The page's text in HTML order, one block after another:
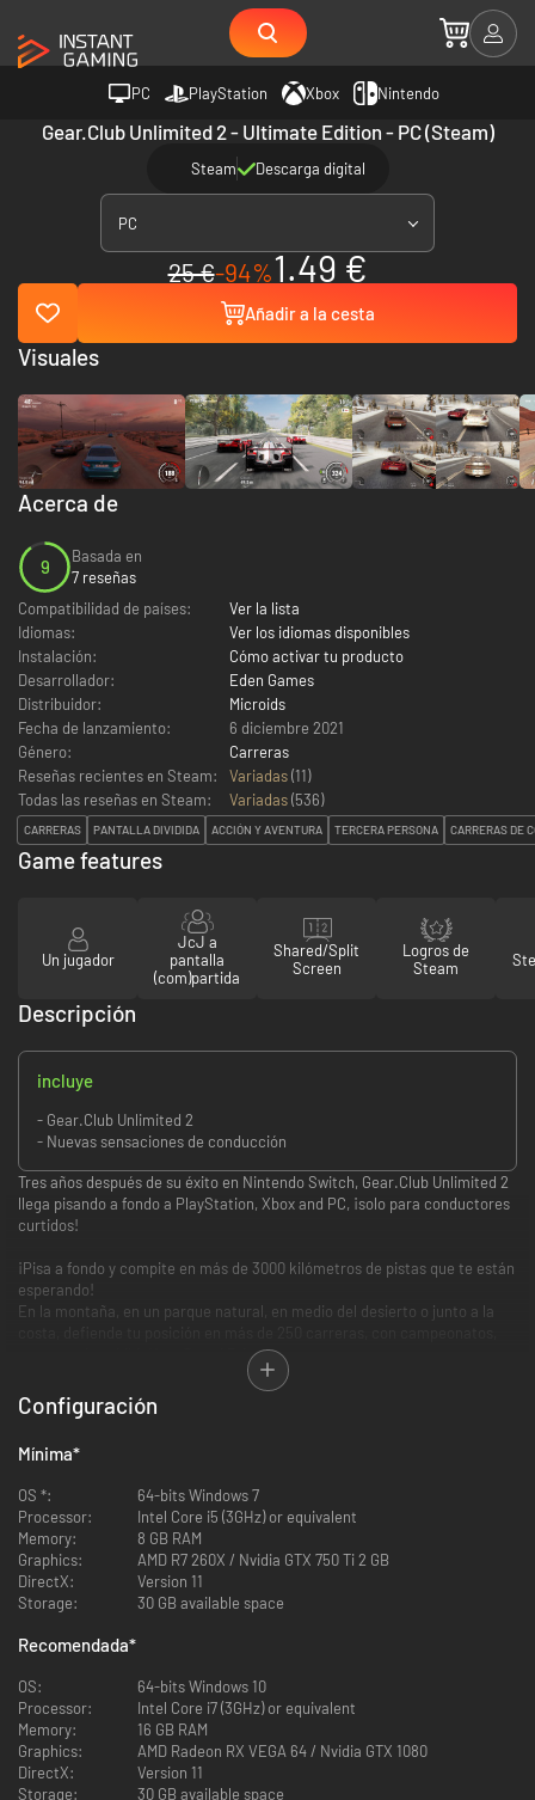
PC PlayStation Xbox Nintendo
Gear.Club Unlimited 2 - Ultimate Edition - PC (Steam)
Steam Descarga digital
PC
25 €-94%1.49 €
Añadir a la cesta
Acerca de
9
Basada en
7 reseñas
Compatibilidad de países:
Ver la lista
Idiomas:
Ver los idiomas disponibles
Instalación:
Cómo activar tu producto
Desarrollador:
Eden Games
Distribuidor:
Microids
Fecha de lanzamiento:
6 diciembre 2021
Género:
Carreras
Reseñas recientes en Steam:
Variadas(11)
Todas las reseñas en Steam:
Variadas(536)
CARRERAS PANTALLA DIVIDIDA ACCIÓN Y AVENTURA TERCERA PERSONA CARRERAS DE
Visuales
Game features
Un jugador
JcJ a
pantalla
(com)partida
Shared/Split
Screen
Logros de
Steam
Descripción
incluye
- Gear.Club Unlimited 2
- Nuevas sensaciones de conducción
Tres años después de su éxito en Nintendo Switch, Gear.Club Unlimited 2
llega pisando a fondo a PlayStation, Xbox and PC, ¡solo para conductores
curtidos!
¡Pisa a fondo y compite en más de 3000 kilómetros de pistas que te están
esperando!
En la montaña, en un parque natural, en medio del desierto o junto a la
carreras de exhibición y Grand Prix.
Encuentra todo el contenido de Gear.Club Unlimited 2 y descubre nuevas
sensaciones de conducción: en carreteras sencillas y en pista, en retos
¡De ti depende dominar las carreras y establecer tu supremacía respecto
Embárcate en la Porsche Series y conduce legendarios coches Porsche
como el 911 930 Turbo, conduce coches de resistencia icónicos, como el
Ford GT40 MK I Gulf en la carrera oficial 24H Le Mans, en The Endurance
Championship… o, simplemente, ¡conduce por placer en múltiples
superficies!
mejor!
Configuración
Mínima*
OS *:
64-bits Windows 7
Processor:
Intel Core i5 (3GHz) or equivalent
Memory:
8 GB RAM
Graphics:
AMD R7 260X / Nvidia GTX 750 Ti 2 GB
DirectX:
Version 11
Storage:
30 GB available space
Recomendada*
OS:
64-bits Windows 10
Processor:
Intel Core i7 (3GHz) or equivalent
Memory:
16 GB RAM
Graphics:
AMD Radeon RX VEGA 64 / Nvidia GTX 1080
DirectX:
Version 11
Storage:
30 GB available space